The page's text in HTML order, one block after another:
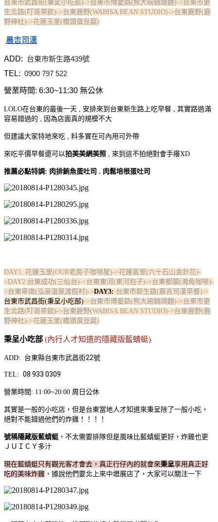
台東市武昌街(秉呈小吃部)->台東市博愛路(熊大碗鍋燒麵)->台東市更
生北路(叮哥茶飲)->台東鹿野(WABISA BEAN STUDIO)->台東鹿野(鹿
野神社)->花蓮玉里(橋頭臭豆腐)
晨吉司漢
ADD: 台東市新生路439號
TEL: 0900 797 522
營業時間: 6:30~11:30 無公休
LOLO在台東的最後一天 , 安排來到台東新生路上吃早餐 , 其實路過滿
容易錯過的 , 因為店面真的規模不大
但建議大家特地來吃 , 料多實在可內用可外帶
來吃平價早餐還可以拍美美網美照 , 來到這不拍絕對會手癢XD
推薦必點特調: 肉排鮪魚蛋吐司 . 肉鬆培根蛋吐司
DAY1: 花蓮玉里(OUR老房子咖啡屋)->花蓮富里(六十石山金針花)-
>DAY2:台東成功(三仙台)->台東東河(東河包子)->台東都蘭(海角咖啡)-
>台東卑南(泓泉溫泉渡假村)->DAY3: 台東市新生路(晨吉司漢早餐)->
台東市武昌街(秉呈小吃部)->台東市博愛路(熊大碗鍋燒麵)->台東市更
生北路(叮哥茶飲)->台東鹿野(WABISA BEAN STUDIO)->台東鹿野(鹿
野神社)->花蓮玉里(橋頭臭豆腐)
秉呈小吃部 (內行人才知道的隱藏版藍蜻蜓)
ADD: 台東縣台東市武昌街22號
TEL: 08 933 0309
營業時間: 11:00~20:00 周日公休
其實是一般的小吃店，但是台東當地人才知道來秉呈除了一般小吃，
絕對不能錯過他們的炸雞！！！！
號稱隱藏版藍蜻蜓 ，不太需要排隊但是風味比藍蜻蜓更好，炸雞也更
ＪＵＩＣＹ多汁
現在藍蜻蜓只有觀光客才會去，真正行仔內的就會來秉呈享用真正好
吃的美味炸雞 ，據說他們要北上來中壢展店了，大家可以關注一下